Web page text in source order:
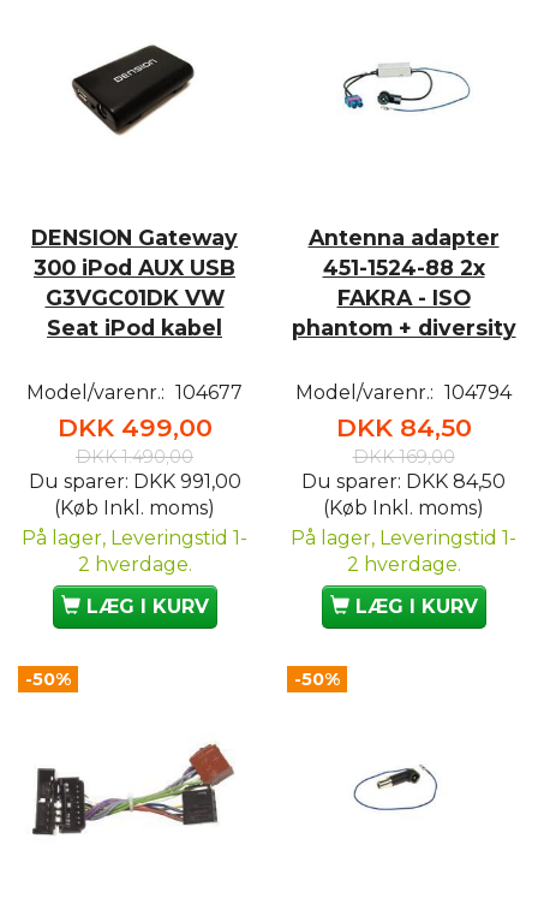
DENSION Gateway
300 iPod AUX USB
G3VGC01DK VW
Seat iPod kabel
Model/varenr.: 104677
DKK 499,00
DKK 1.490,00
Du sparer: DKK 991,00
(Køb Inkl. moms)
På lager, Leveringstid 1-
2 hverdage.
LÆG I KURV
Antenna adapter
451-1524-88 2x
FAKRA - ISO
phantom + diversity
Model/varenr.: 104794
DKK 84,50
DKK 169,00
Du sparer: DKK 84,50
(Køb Inkl. moms)
På lager, Leveringstid 1-
2 hverdage.
LÆG I KURV
-50% -50%